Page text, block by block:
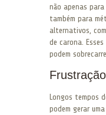
não apenas
também para
alternativos,
de carona.
podem
Longos tempos
podem gerar